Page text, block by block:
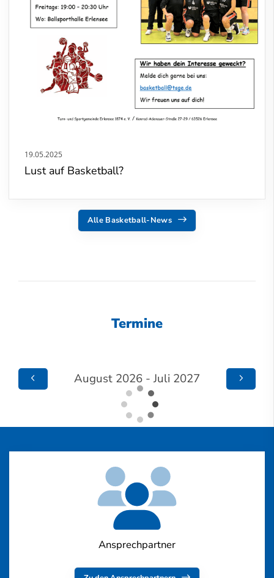
19.05.2025
Lust auf Basketball?
Alle Basketball-News
Termine
August 2026 - Juli 2027
Ansprechpartner